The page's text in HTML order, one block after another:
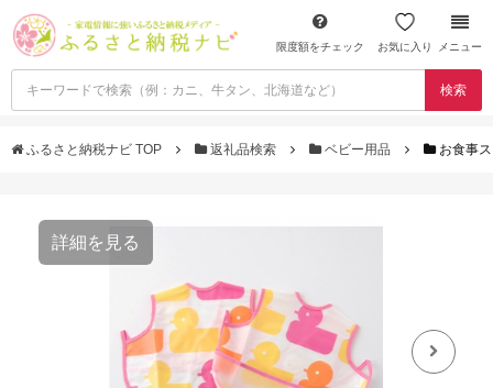
限度額をチェック お気に入り メニュー
検索
ふるさと納税ナビ TOP 返礼品検索 ベビー用品 お食事
詳細を見る